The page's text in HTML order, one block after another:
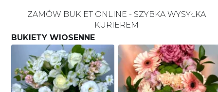
ZAMÓW BUKIET ONLINE - SZYBKA WYSYŁKA
KURIEREM
BUKIETY WIOSENNE